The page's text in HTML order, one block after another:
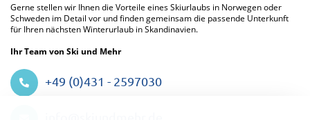
Gerne stellen wir Ihnen die Vorteile eines Skiurlaubs in Norwegen oder
Schweden im Detail vor und finden gemeinsam die passende Unterkunft
für Ihren nächsten Winterurlaub in Skandinavien.
Ihr Team von Ski und Mehr
+49 (0)431 - 2597030